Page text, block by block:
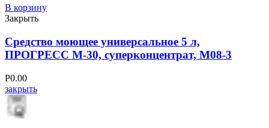
В корзину
Закрыть
Средство моющее универсальное 5 л,
ПРОГРЕСС М-30, суперконцентрат, М08-3
Р0.00
закрыть